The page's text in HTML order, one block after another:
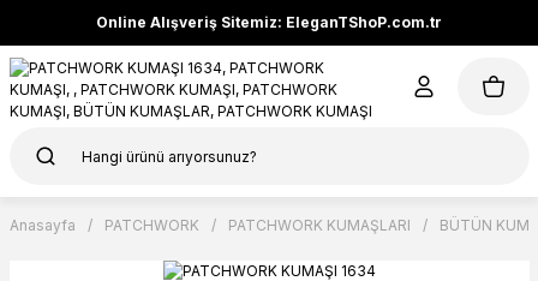
Online Alışveriş Sitemiz: EleganTShoP.com.tr
Anasayfa PATCHWORK PATCHWORK KUMAŞLARI BÜTÜN